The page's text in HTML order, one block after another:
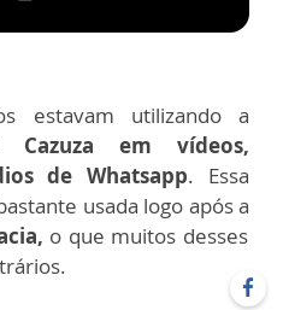
estavam utilizando a
Cazuza em vídeos,
de Whatsapp. Essa
usada logo após a
o que muitos desses